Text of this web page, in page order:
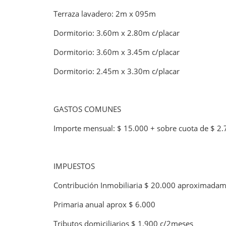
Terraza lavadero: 2m x 095m
Dormitorio: 3.60m x 2.80m c/placar
Dormitorio: 3.60m x 3.45m c/placar
Dormitorio: 2.45m x 3.30m c/placar
GASTOS COMUNES
Importe mensual: $ 15.000 + sobre cuota de $
IMPUESTOS
Contribución Inmobiliaria $ 20.000
Primaria anual aprox $ 6.000
Tributos domiciliarios $ 1.900 c/2meses